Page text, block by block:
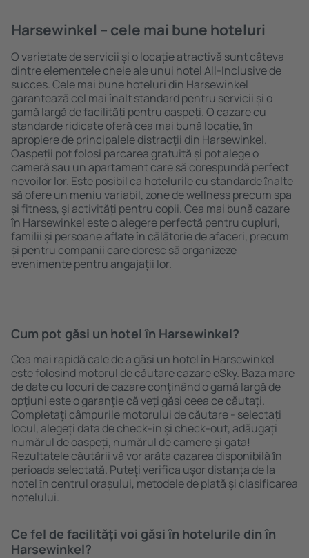
Harsewinkel – cele mai bune hoteluri
O varietate de servicii și o locație atractivă sunt câteva
dintre elementele cheie ale unui hotel All-Inclusive de
succes. Cele mai bune hoteluri din Harsewinkel
garantează cel mai înalt standard pentru servicii și o
gamă largă de facilități pentru oaspeți. O cazare cu
standarde ridicate oferă cea mai bună locație, ȋn
apropiere de principalele distracţii din Harsewinkel.
Oaspeții pot folosi parcarea gratuită și pot alege o
cameră sau un apartament care să corespundă perfect
nevoilor lor. Este posibil ca hotelurile cu standarde ȋnalte
să ofere un meniu variabil, zone de wellness precum spa
și fitness, și activități pentru copii. Cea mai bună cazare
în Harsewinkel este o alegere perfectă pentru cupluri,
familii și persoane aflate în călătorie de afaceri, precum
și pentru companii care doresc să organizeze
evenimente pentru angajații lor.
Cum pot găsi un hotel în Harsewinkel?
Cea mai rapidă cale de a găsi un hotel în Harsewinkel
este folosind motorul de căutare cazare eSky. Baza mare
de date cu locuri de cazare conţinând o gamă largă de
opţiuni este o garanție că veți găsi ceea ce căutați.
Completați câmpurile motorului de căutare - selectați
locul, alegeți data de check-in și check-out, adăugați
numărul de oaspeți, numărul de camere şi gata!
Rezultatele căutării vă vor arăta cazarea disponibilă ȋn
perioada selectată. Puteți verifica uşor distanța de la
hotel ȋn centrul orașului, metodele de plată și clasificarea
hotelului.
Ce fel de facilităţi voi găsi ȋn hotelurile din în
Harsewinkel?